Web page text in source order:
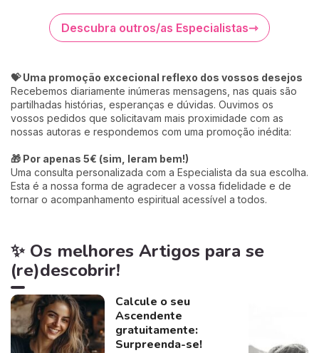
Descubra outros/as Especialistas
💝 Uma promoção excecional reflexo dos vossos desejos
Recebemos diariamente inúmeras mensagens, nas quais são
partilhadas histórias, esperanças e dúvidas. Ouvimos os
vossos pedidos que solicitavam mais proximidade com as
nossas autoras e respondemos com uma promoção inédita:
🎁 Por apenas 5€ (sim, leram bem!)
Uma consulta personalizada com a Especialista da sua escolha.
Esta é a nossa forma de agradecer a vossa fidelidade e de
tornar o acompanhamento espiritual acessível a todos.
✨ Os melhores Artigos para se
(re)descobrir!
Calcule o seu
Ascendente
gratuitamente:
Surpreenda-se!